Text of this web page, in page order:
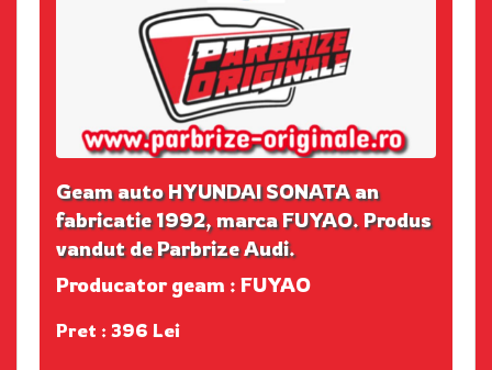
Geam auto HYUNDAI SONATA an
fabricatie 1992, marca FUYAO. Produs
vandut de Parbrize Audi.
Producator geam : FUYAO
Pret : 396 Lei